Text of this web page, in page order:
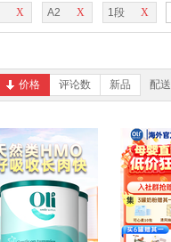
X X
A2 X
1段
价格 评论数 新品 配